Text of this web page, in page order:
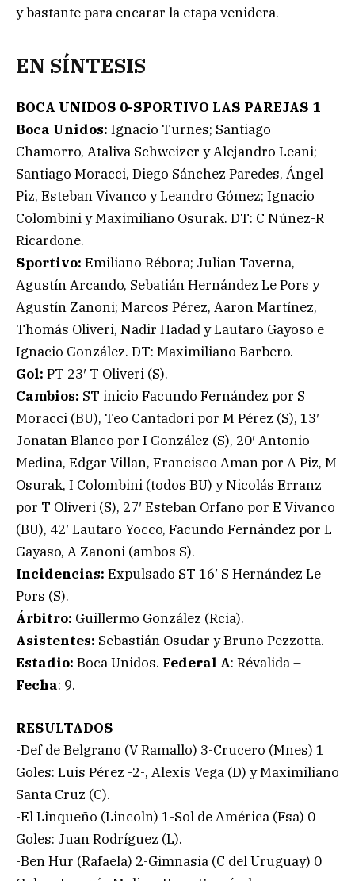
y bastante para encarar la etapa venidera.
EN SÍNTESIS
BOCA UNIDOS 0-SPORTIVO LAS PAREJAS 1
Boca Unidos: Ignacio Turnes; Santiago
Chamorro, Ataliva Schweizer y Alejandro Leani;
Santiago Moracci, Diego Sánchez Paredes, Ángel
Piz, Esteban Vivanco y Leandro Gómez; Ignacio
Colombini y Maximiliano Osurak. DT: C Núñez-R
Ricardone.
Sportivo: Emiliano Rébora; Julian Taverna,
Agustín Arcando, Sebatián Hernández Le Pors y
Agustín Zanoni; Marcos Pérez, Aaron Martínez,
Thomás Oliveri, Nadir Hadad y Lautaro Gayoso e
Ignacio González. DT: Maximiliano Barbero.
Gol: PT 23′ T Oliveri (S).
Cambios: ST inicio Facundo Fernández por S
Moracci (BU), Teo Cantadori por M Pérez (S), 13′
Jonatan Blanco por I González (S), 20′ Antonio
Medina, Edgar Villan, Francisco Aman por A Piz, M
Osurak, I Colombini (todos BU) y Nicolás Erranz
por T Oliveri (S), 27′ Esteban Orfano por E Vivanco
(BU), 42′ Lautaro Yocco, Facundo Fernández por L
Gayaso, A Zanoni (ambos S).
Incidencias: Expulsado ST 16′ S Hernández Le
Pors (S).
Árbitro: Guillermo González (Rcia).
Asistentes: Sebastián Osudar y Bruno Pezzotta.
Estadio: Boca Unidos. Federal A: Révalida –
Fecha: 9.
RESULTADOS
-Def de Belgrano (V Ramallo) 3-Crucero (Mnes) 1
Goles: Luis Pérez -2-, Alexis Vega (D) y Maximiliano
Santa Cruz (C).
-El Linqueño (Lincoln) 1-Sol de América (Fsa) 0
Goles: Juan Rodríguez (L).
-Ben Hur (Rafaela) 2-Gimnasia (C del Uruguay) 0